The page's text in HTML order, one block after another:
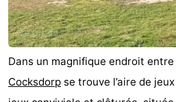
Dans un magnifique endroit entre
Cocksdorp se trouve l’aire de jeux